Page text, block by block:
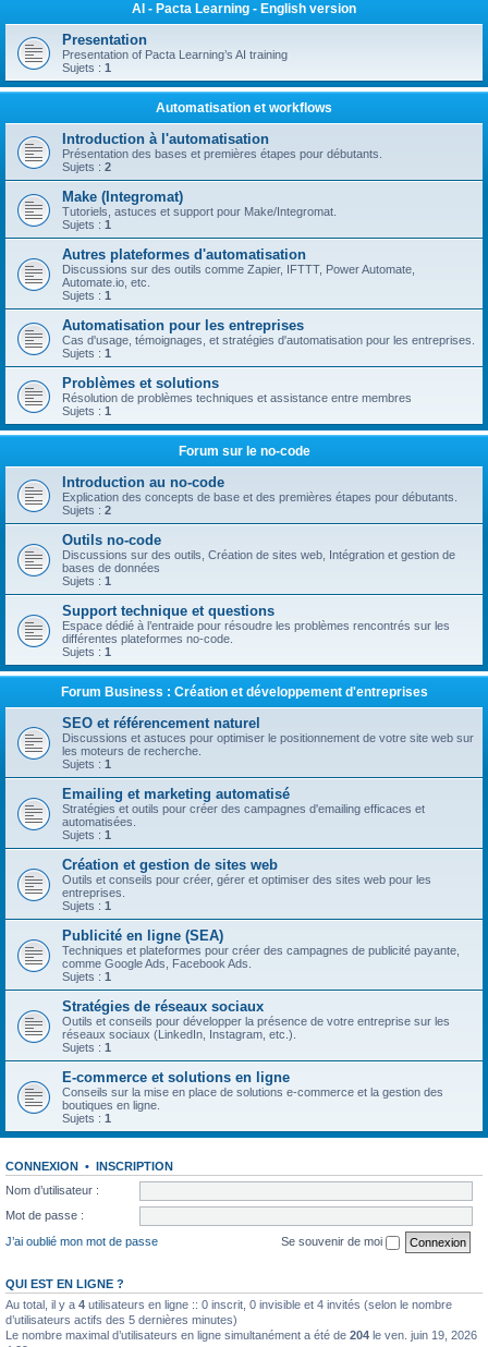
AI - Pacta Learning - English version
Presentation
Presentation of Pacta Learning’s AI training
Sujets : 1
Automatisation et workflows
Introduction à l'automatisation
Présentation des bases et premières étapes pour débutants.
Sujets : 2
Make (Integromat)
Tutoriels, astuces et support pour Make/Integromat.
Sujets : 1
Autres plateformes d'automatisation
Discussions sur des outils comme Zapier, IFTTT, Power Automate,
Automate.io, etc.
Sujets : 1
Automatisation pour les entreprises
Cas d'usage, témoignages, et stratégies d'automatisation pour les entreprises.
Sujets : 1
Problèmes et solutions
Résolution de problèmes techniques et assistance entre membres
Sujets : 1
Forum sur le no-code
Introduction au no-code
Explication des concepts de base et des premières étapes pour débutants.
Sujets : 2
Outils no-code
Discussions sur des outils, Création de sites web, Intégration et gestion de
bases de données
Sujets : 1
Support technique et questions
Espace dédié à l’entraide pour résoudre les problèmes rencontrés sur les
différentes plateformes no-code.
Sujets : 1
Forum Business : Création et développement d'entreprises
SEO et référencement naturel
Discussions et astuces pour optimiser le positionnement de votre site web sur
les moteurs de recherche.
Sujets : 1
Emailing et marketing automatisé
Stratégies et outils pour créer des campagnes d'emailing efficaces et
automatisées.
Sujets : 1
Création et gestion de sites web
Outils et conseils pour créer, gérer et optimiser des sites web pour les
entreprises.
Sujets : 1
Publicité en ligne (SEA)
Techniques et plateformes pour créer des campagnes de publicité payante,
comme Google Ads, Facebook Ads.
Sujets : 1
Stratégies de réseaux sociaux
Outils et conseils pour développer la présence de votre entreprise sur les
réseaux sociaux (LinkedIn, Instagram, etc.).
Sujets : 1
E-commerce et solutions en ligne
Conseils sur la mise en place de solutions e-commerce et la gestion des
boutiques en ligne.
Sujets : 1
CONNEXION • INSCRIPTION
Nom d’utilisateur :
Mot de passe :
J’ai oublié mon mot de passe
Se souvenir de moi
QUI EST EN LIGNE ?
Au total, il y a 4 utilisateurs en ligne :: 0 inscrit, 0 invisible et 4 invités (selon le nombre
d’utilisateurs actifs des 5 dernières minutes)
Le nombre maximal d’utilisateurs en ligne simultanément a été de 204 le ven. juin 19, 2026